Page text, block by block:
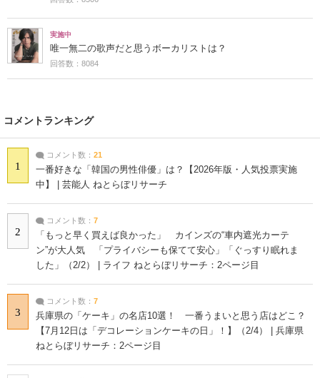
実施中
唯一無二の歌声だと思うボーカリストは？
回答数：8084
コメントランキング
1
コメント数： 21
一番好きな「韓国の男性俳優」は？【2026年版・人気投票実施
中】 | 芸能人 ねとらぼリサーチ
2
コメント数： 7
「もっと早く買えば良かった」 カインズの“車内遮光カーテ
ン”が大人気 「プライバシーも保てて安心」「ぐっすり眠れま
した」（2/2） | ライフ ねとらぼリサーチ：2ページ目
3
コメント数： 7
兵庫県の「ケーキ」の名店10選！ 一番うまいと思う店はどこ？
【7月12日は「デコレーションケーキの日」！】（2/4） | 兵庫県
ねとらぼリサーチ：2ページ目